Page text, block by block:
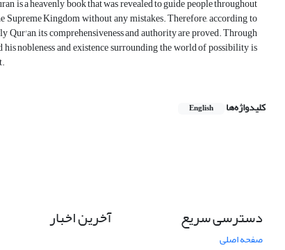
is a heavenly book that was revealed to guide people throughout
Kingdom without any mistakes. Therefore, according to
its comprehensiveness and authority are proved. Through
nobleness and existence surrounding the world of possibility is
کلیدواژه‌ها English
دسترسی سریع
صفحه اصلی
آخرین اخبار